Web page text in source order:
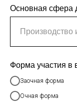
Основная сфера
Производство
Форма участия в
Заочная форма
Очная форма